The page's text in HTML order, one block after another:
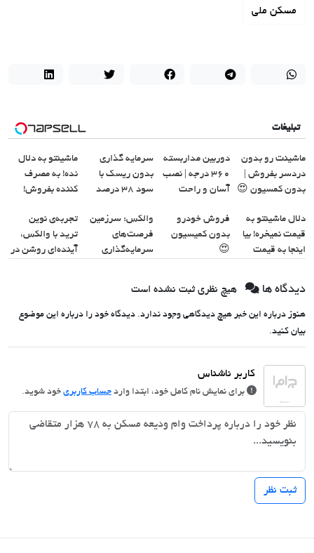
مسکن ملی
تبلیغات
ماشینت رو بدون
دردسر بفروش |
بدون کمسیون 😍
دوربین مداربسته
360 درجه | نصب
آسان و راحت
سرمایه گذاری
بدون ریسک با
سود 38 درصد
ماشینتو به دلال
نده! به مصرف
کننده بفروش!
تماس
دلال ماشینتو به
قیمت نمیخره! بیا
اینجا به قیمت
خریدار واقعی*
فروش خودرو
بدون کمیسیون
😍
والکس: سرزمین
فرصت‌های
سرمایه‌گذاری
تجربه‌ی نوین
ترید با والکس،
آینده‌ای روشن در
دیدگاه ها هیچ نظری ثبت نشده است
هنوز درباره این خبر هیچ دیدگاهی وجود ندارد. دیدگاه خود را درباره این موضوع
بیان کنید.
برای نمایش نام کامل خود، ابتدا وارد حساب کاربری خود شوید.